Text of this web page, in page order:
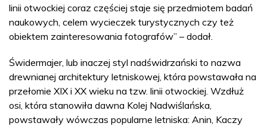
linii otwockiej coraz częściej staje się przedmiotem badań
naukowych, celem wycieczek turystycznych czy też
obiektem zainteresowania fotografów” – dodał.
Świdermajer, lub inaczej styl nadświdrzański to nazwa
drewnianej architektury letniskowej, która powstawała na
przełomie XIX i XX wieku na tzw. linii otwockiej. Wzdłuż
osi, która stanowiła dawna Kolej Nadwiślańska,
powstawały wówczas popularne letniska: Anin, Kaczy